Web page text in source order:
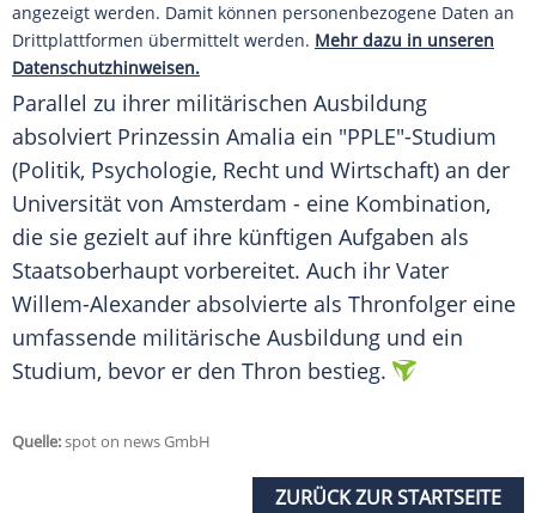
angezeigt werden. Damit können personenbezogene Daten an
Drittplattformen übermittelt werden. Mehr dazu in unseren
Datenschutzhinweisen.
Parallel zu ihrer militärischen Ausbildung
absolviert Prinzessin Amalia ein "PPLE"-Studium
(Politik, Psychologie, Recht und Wirtschaft) an der
Universität von Amsterdam - eine Kombination,
die sie gezielt auf ihre künftigen Aufgaben als
Staatsoberhaupt vorbereitet. Auch ihr Vater
Willem-Alexander absolvierte als Thronfolger eine
umfassende militärische Ausbildung und ein
Studium, bevor er den Thron bestieg.
Quelle:spot on news GmbH
ZURÜCK ZUR STARTSEITE